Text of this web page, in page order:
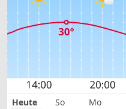
Heute So Mo